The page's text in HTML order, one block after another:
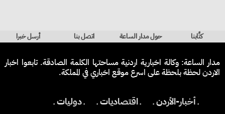
كتَّابنا حول مدار الساعة اتصل بنا أرسل خبرا
مدار الساعة: وكالة اخبارية اردنية مساحتها الكلمة الصادقة. تابعوا اخبار
الاردن لحظة بلحظة على اسرع موقع اخباري في المملكة.
ـ أخبار-الأردن ـ ـ اقتصاديات ـ
ـ دوليات ـ